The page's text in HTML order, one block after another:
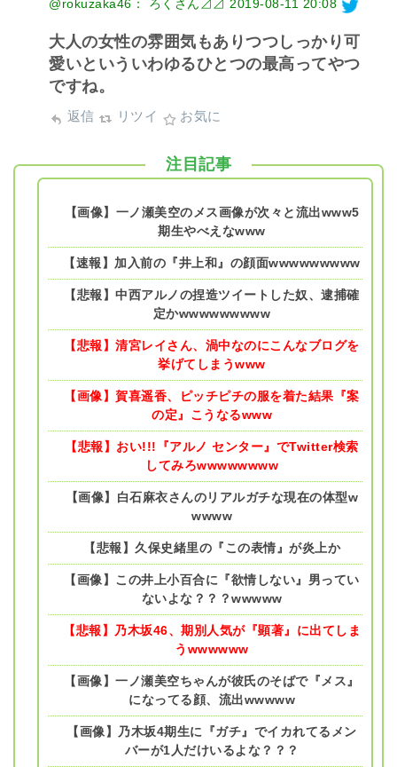
@rokuzaka46： ろくさん⊿⊿ 2019-08-11 20:08
大人の女性の雰囲気もありつつしっかり可
愛いといういわゆるひとつの最高ってやつ
ですね。
返信 リツイ お気に
注目記事
【画像】一ノ瀬美空のメス画像が次々と流出www5
期生やべえなwww
【速報】加入前の『井上和』の顔面wwwwwwwww
【悲報】中西アルノの捏造ツイートした奴、逮捕確
定かwwwwwwwww
【悲報】清宮レイさん、渦中なのにこんなブログを
挙げてしまうwww
【画像】賀喜遥香、ピッチピチの服を着た結果『案
の定』こうなるwww
【悲報】おい!!!『アルノ センター』でTwitter検索
してみろwwwwwwww
【画像】白石麻衣さんのリアルガチな現在の体型w
wwww
【悲報】久保史緒里の『この表情』が炎上か
【画像】この井上小百合に『欲情しない』男ってい
ないよな？？？wwwww
【悲報】乃木坂46、期別人気が『顕著』に出てしま
うwwwwww
【画像】一ノ瀬美空ちゃんが彼氏のそばで『メス』
になってる顔、流出wwwww
【画像】乃木坂4期生に『ガチ』でイカれてるメン
バーが1人だけいるよな？？？